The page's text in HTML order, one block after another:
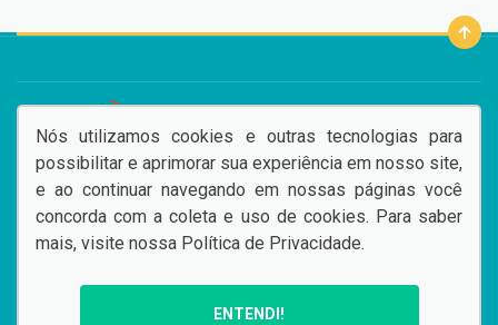
DESACELERE. SEU BEM MAIOR É A VIDA.
Nós utilizamos cookies e outras tecnologias para
possibilitar e aprimorar sua experiência em nosso site,
e ao continuar navegando em nossas páginas você
concorda com a coleta e uso de cookies. Para saber
mais, visite nossa Política de Privacidade.
ENTENDI!